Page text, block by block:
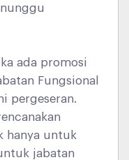
ada promosi
Fungsional
pergeseran.
hanya untuk
jabatan